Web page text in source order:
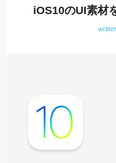
iOS10のUI素材